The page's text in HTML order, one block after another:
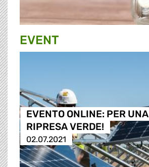
EVENT
EVENTO ONLINE: PER UNA
RIPRESA VERDE!
02.07.2021